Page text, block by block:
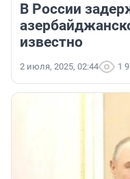
В России
известно
2 июля, 2025, 02:44 1